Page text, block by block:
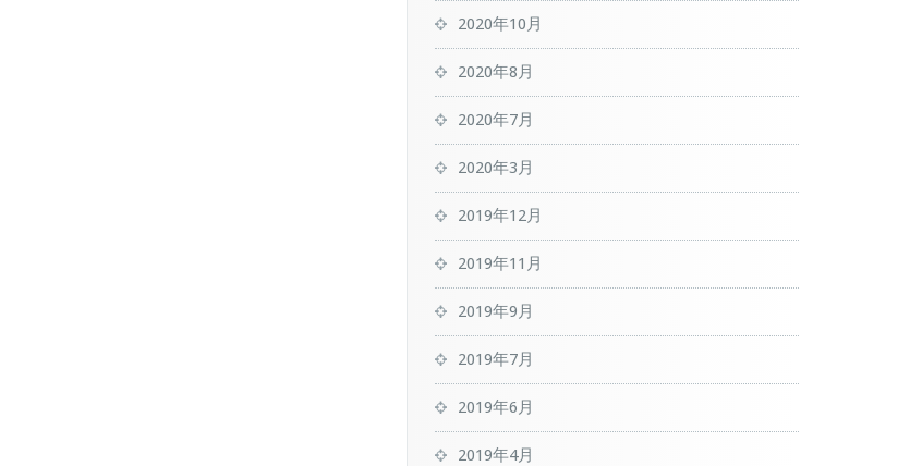
2020年10月
2020年8月
2020年7月
2020年3月
2019年12月
2019年11月
2019年9月
2019年7月
2019年6月
2019年4月